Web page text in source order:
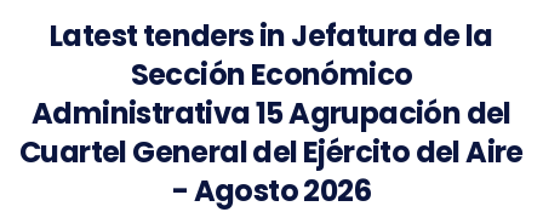
Latest tenders in Jefatura de la
Sección Económico
Administrativa 15 Agrupación del
Cuartel General del Ejército del Aire
- Agosto 2026